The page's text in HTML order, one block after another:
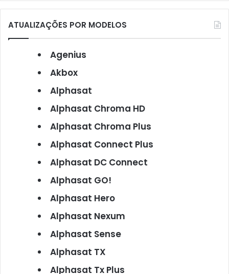
ATUALIZAÇÕES POR MODELOS
Agenius
Akbox
Alphasat
Alphasat Chroma HD
Alphasat Chroma Plus
Alphasat Connect Plus
Alphasat DC Connect
Alphasat GO!
Alphasat Hero
Alphasat Nexum
Alphasat Sense
Alphasat TX
Alphasat Tx Plus